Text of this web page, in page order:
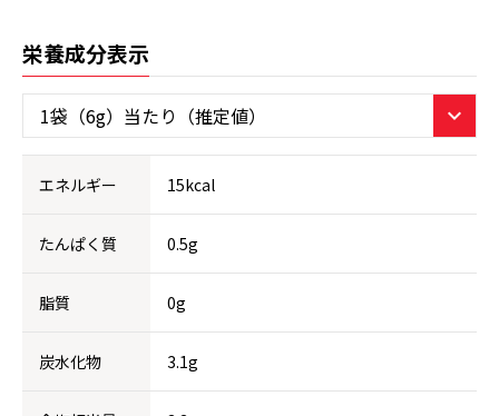
栄養成分表示
エネルギー 15kcal
たんぱく質 0.5g
脂質 0g
炭水化物 3.1g